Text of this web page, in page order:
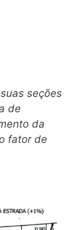
seções
de
da
fator de